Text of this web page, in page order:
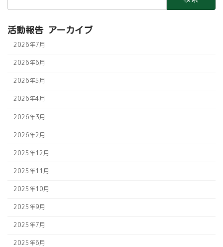
活動報告 アーカイブ
2026年7月
2026年6月
2026年5月
2026年4月
2026年3月
2026年2月
2025年12月
2025年11月
2025年10月
2025年9月
2025年7月
2025年6月